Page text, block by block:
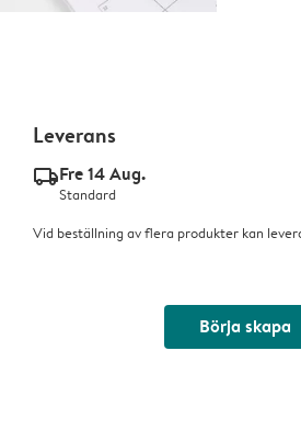
Leverans
delivery_standard_v2Fre 14 Aug.
Standard
Vid beställning av flera produkter kan
Börja skapa